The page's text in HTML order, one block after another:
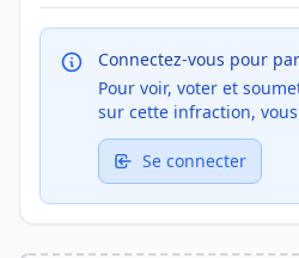
Connectez-vous pour
Pour voir, voter et
sur cette infraction,
Se connecter